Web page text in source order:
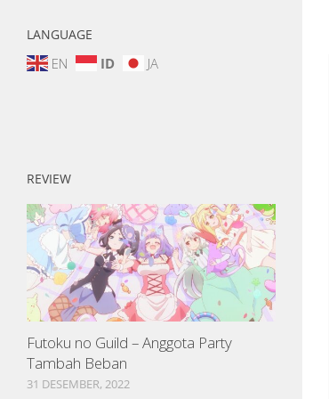
LANGUAGE
EN ID JA
REVIEW
Futoku no Guild – Anggota Party
Tambah Beban
31 DESEMBER, 2022